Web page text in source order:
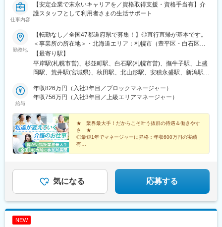
仕事内容
【安定企業で末永いキャリアを／資格取得支援・資格手当有】介
護スタッフとして利用者さまの生活サポート
勤務地
【転勤なし／全国47都道府県で募集！】◎直行直帰が基本です。
＜事業所の所在地＞・北海道エリア：札幌市（豊平区・白石区）
／函館市・東北エリア：岩手市／仙台市／秋田市／山形市／郡山
市／弘前市・関東エリア：茨城市／栃木市／高崎市／大宮市／習
志野市／板橋区／多摩市／相模原市／藤沢市／甲府市・東海エリ
ア：新潟市／富山市／金沢市／福井市／長野市・関西エリア：大
阪市／宇治市／西宮市／奈良市／大津市／和歌山市／新宮市・中
／徳島市／高松市／松山市／高知市・九州エリア：福岡市／糟屋
郡粕屋町／北九州市／久留米市／佐賀市／長崎市／熊本市／大分
市／宮崎市／鹿児島市／沖縄市※受動喫煙防止対策：敷地内禁煙※
駐車場あり！車、バイク、自転車などの通勤OK ※地域による※担
当するご利用者のご自宅へ訪問していただきます。※ご希望をお伺
【最寄り駅】
平岸駅(札幌市営)、杉並町駅、白石駅(札幌市営)、撫牛子駅、上盛
岡駅、荒井駅(宮城県)、秋田駅、北山形駅、安積永盛駅、新潟駅、
上駅、多摩センター駅、相模原駅、藤沢駅、国母駅、市役所前駅
(長野県)、県庁前駅(富山県)、上諸江駅、八ツ島駅、岐阜駅、静岡
良線)、天満橋駅、西宮駅、奈良駅、六十谷駅、新宮駅、鳥取駅、
松江駅、備前西市駅、東福山駅、比治山橋駅、幡生駅、阿波富田
駅、元山駅(香川県)、道後公園駅、知寄町二丁目駅、吉塚駅、柚須
駅、木屋瀬駅、西鉄久留米駅、佐賀駅、茂里町駅、健軍町駅、大
分駅、宮崎駅、天文館通駅、古島駅、南平岸駅、新津田沼駅、志
駅、西宮駅(ＪＲ線)、新大宮駅、南区役所前駅、道後温泉駅、馬出
九大病院前駅、新木屋瀬駅、スタジアムシティノース駅、いづろ
通駅、長野駅、丸の内駅(富山県)、呼続駅、市役所前駅(広島県)、
給与
年収826万円（入社3年目／ブロックマネージャー）
年収756万円（入社3年目／上級エリアマネージャー）
★ 業界最大手！だからこそ叶う抜群の待遇＆働きやす
さ ★
◎最短1年でマネージャーに昇格：年収600万円の実績
有
気になる 応募する
NEW